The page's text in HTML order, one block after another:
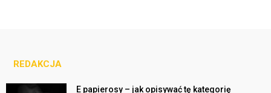
REDAKCJA
E papierosy – jak opisywać tę kategorię